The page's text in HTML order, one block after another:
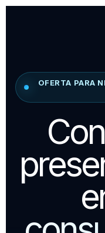
OFERTA PARA